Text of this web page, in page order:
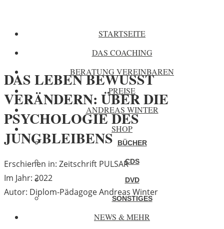
STARTSEITE
DAS COACHING
BERATUNG VEREINBAREN
PREISE
ANDREAS WINTER
SHOP
BÜCHER
CDS
DVD
SONSTIGES
NEWS & MEHR
DAS LEBEN BEWUSST
VERÄNDERN: ÜBER DIE
PSYCHOLOGIE DES
JUNGBLEIBENS
Erschienen in: Zeitschrift PULSAR
Im Jahr: 2022
Autor: Diplom-Pädagoge Andreas Winter